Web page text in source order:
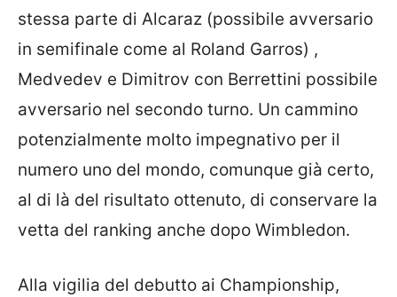
stessa parte di Alcaraz (possibile avversario
in semifinale come al Roland Garros) ,
Medvedev e Dimitrov con Berrettini possibile
avversario nel secondo turno. Un cammino
potenzialmente molto impegnativo per il
numero uno del mondo, comunque già certo,
al di là del risultato ottenuto, di conservare la
vetta del ranking anche dopo Wimbledon.
Alla vigilia del debutto ai Championship,